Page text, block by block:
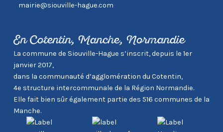
mairie@siouville-hague.com
En Cotentin, Manche, Normandie
La commune de Siouville-Hague s’inscrit, depuis le 1er
janvier 2017,
dans la communauté d’agglomération du Cotentin,
4e structure intercommunale de la Région Normandie.
Elle fait bien sûr également partie des 516 communes de la
Manche.